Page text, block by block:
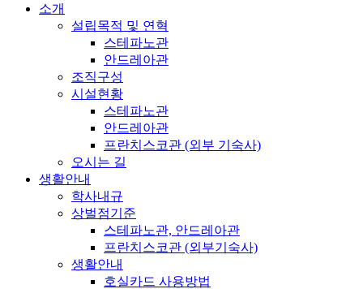
소개
설립목적 및 연혁
스테파노관
안드레아관
조직구성
시설현황
스테파노관
안드레아관
프란치스코관 (외부 기숙사)
오시는 길
생활안내
학사내규
상벌점기준
스테파노관, 안드레아관
프란치스코관 (외부기숙사)
생활안내
호실카드 사용방법